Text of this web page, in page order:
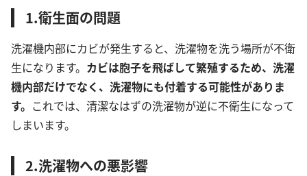
1.衛生面の問題
洗濯機内部にカビが発生すると、洗濯物を洗う場所が不衛
生になります。 カビは胞子を飛ばして繁殖するため、洗濯
機内部だけでなく、洗濯物にも付着する可能性がありま
す。 これでは、清潔なはずの洗濯物が逆に不衛生になって
しまいます。
2.洗濯物への悪影響